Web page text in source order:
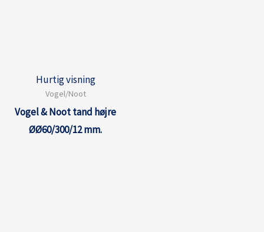
Hurtig visning
Vogel/Noot
Vogel & Noot tand højre
ØØ60/300/12 mm.